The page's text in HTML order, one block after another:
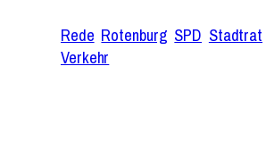
Rede Rotenburg SPD Stadtrat
Verkehr